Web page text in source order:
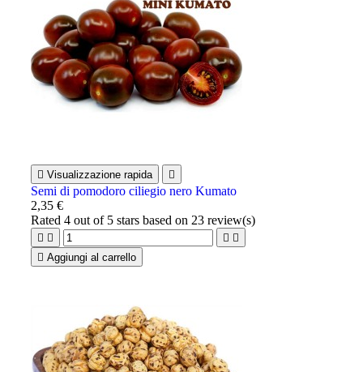
 Visualizzazione rapida 
Semi di pomodoro ciliegio nero Kumato
2,35 €
Rated4 out of 5 stars based on 23 review(s)
   
 Aggiungi al carrello